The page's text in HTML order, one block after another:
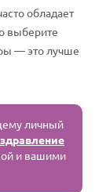
обладает
выберите
— это лучше
личный
и вашими